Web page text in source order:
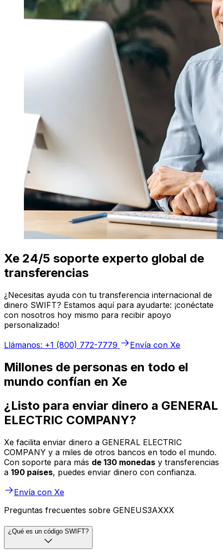
Xe 24/5 soporte experto global de
transferencias
¿Necesitas ayuda con tu transferencia internacional de
dinero SWIFT? Estamos aquí para ayudarte: ¡conéctate
con nosotros hoy mismo para recibir apoyo
personalizado!
Llámanos: +1 (800) 772-7779
Envía con Xe
Millones de personas en todo el
mundo confían en Xe
¿Listo para enviar dinero a GENERAL
ELECTRIC COMPANY?
Xe facilita enviar dinero a GENERAL ELECTRIC
COMPANY y a miles de otros bancos en todo el mundo.
Con soporte para más de 130 monedas y transferencias
a 190 países, puedes enviar dinero con confianza.
Envía con Xe
Preguntas frecuentes sobre GENEUS3AXXX
¿Qué es un código SWIFT?